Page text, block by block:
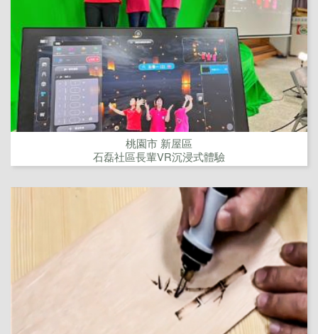
桃園市 新屋區
石磊社區長輩VR沉浸式體驗